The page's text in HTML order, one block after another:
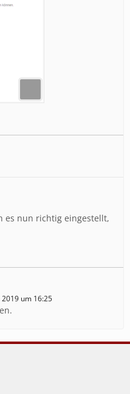
es nun richtig eingestellt,
um 16:25